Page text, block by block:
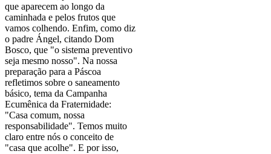
que aparecem ao longo da
caminhada e pelos frutos que
vamos colhendo. Enfim, como diz
o padre Ángel, citando Dom
Bosco, que "o sistema preventivo
seja mesmo nosso". Na nossa
preparação para a Páscoa
refletimos sobre o saneamento
básico, tema da Campanha
Ecumênica da Fraternidade:
"Casa comum, nossa
responsabilidade". Temos muito
claro entre nós o conceito de
"casa que acolhe". E por isso,